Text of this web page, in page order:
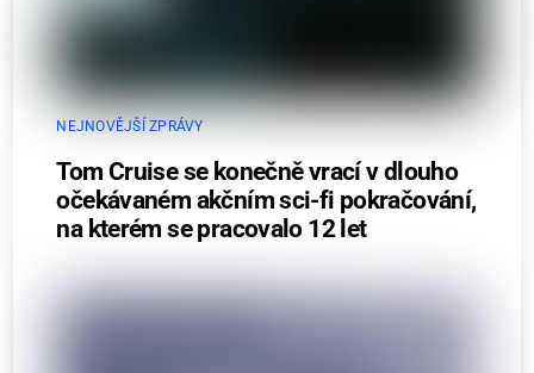
NEJNOVĚJŠÍ ZPRÁVY
Tom Cruise se konečně vrací v dlouho
očekávaném akčním sci-fi pokračování,
na kterém se pracovalo 12 let